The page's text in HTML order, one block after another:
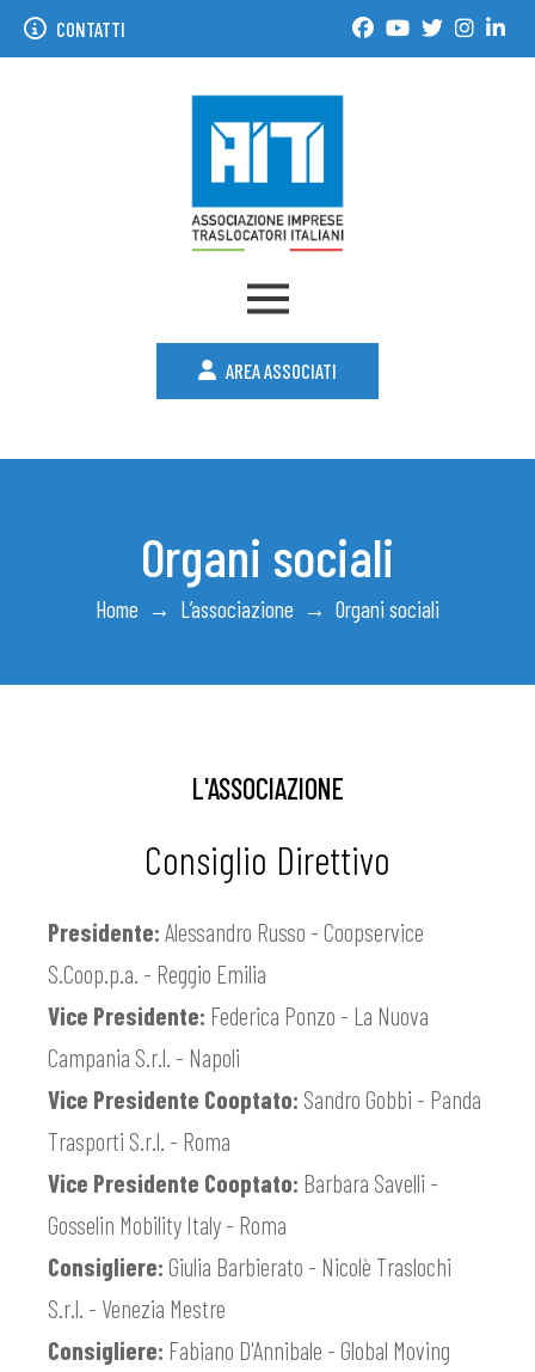
CONTATTI
AREA ASSOCIATI
Organi sociali
Home → L’associazione → Organi sociali
L'ASSOCIAZIONE
Consiglio Direttivo
Presidente: Alessandro Russo - Coopservice
S.Coop.p.a. - Reggio Emilia
Vice Presidente: Federica Ponzo - La Nuova
Campania S.r.l. - Napoli
Vice Presidente Cooptato: Sandro Gobbi - Panda
Trasporti S.r.l. - Roma
Vice Presidente Cooptato: Barbara Savelli -
Gosselin Mobility Italy - Roma
Consigliere: Giulia Barbierato - Nicolè Traslochi
S.r.l. - Venezia Mestre
Consigliere: Fabiano D'Annibale - Global Moving